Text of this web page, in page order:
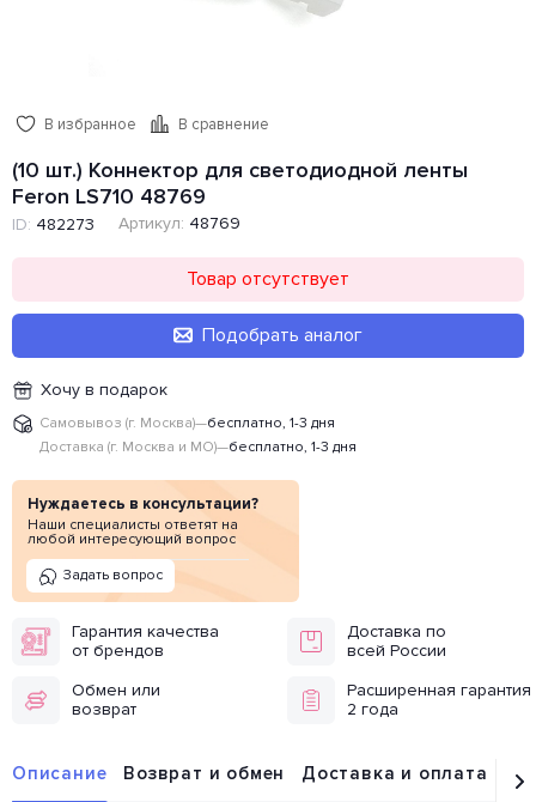
В избранное В сравнение
(10 шт.) Коннектор для светодиодной ленты
Feron LS710 48769
ID: 482273 Артикул: 48769
Товар отсутствует
Подобрать аналог
Хочу в подарок
Самовывоз (г. Москва)—бесплатно, 1-3 дня
Доставка (г. Москва и МО)—бесплатно, 1-3 дня
Нуждаетесь в консультации?
Наши специалисты ответят на
любой интересующий вопрос
Задать вопрос
Гарантия качества
от брендов
Доставка по
всей России
Обмен или
возврат
Расширенная гарантия
2 года
Описание Возврат и обмен Доставка и оплата